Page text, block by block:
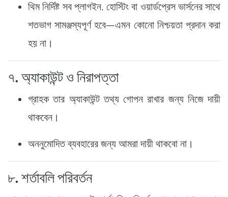
থিম নির্দিষ্ট সব প্লাগইন, হোস্টিং বা ওয়ার্ডপ্রেস ভার্সনের সাথে
শতভাগ সামঞ্জস্যপূর্ণ হবে—এমন কোনো নিশ্চয়তা প্রদান করা
হয় না।
৭. অ্যাকাউন্ট ও নিরাপত্তা
গ্রাহক তার অ্যাকাউন্ট তথ্য গোপন রাখার জন্য নিজে দায়ী
থাকবেন।
অননুমোদিত ব্যবহারের জন্য আমরা দায়ী থাকবো না।
৮. শর্তাবলি পরিবর্তন